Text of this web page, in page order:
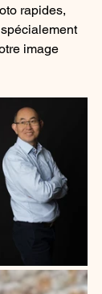
rapides,
image